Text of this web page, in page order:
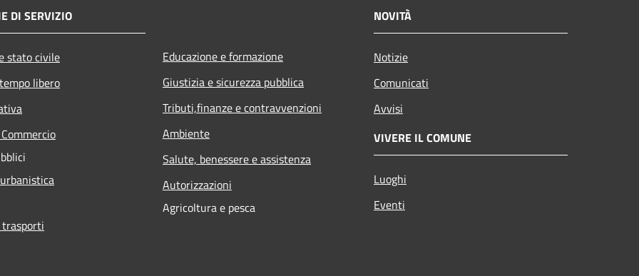
DI SERVIZIO
stato civile
libero
Educazione e formazione
Giustizia e sicurezza pubblica
Tributi,finanze e contravvenzioni
Ambiente
Salute, benessere e assistenza
Autorizzazioni
Agricoltura e pesca
NOVITÀ
Notizie
Comunicati
Avvisi
VIVERE IL COMUNE
Luoghi
Eventi